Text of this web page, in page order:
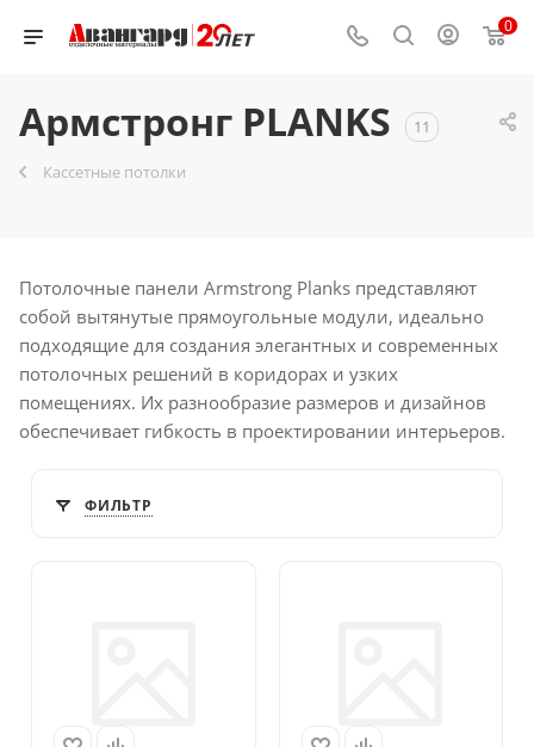
0
Армстронг PLANKS 11
Кассетные потолки
Потолочные панели Armstrong Planks представляют
собой вытянутые прямоугольные модули, идеально
подходящие для создания элегантных и современных
потолочных решений в коридорах и узких
помещениях. Их разнообразие размеров и дизайнов
обеспечивает гибкость в проектировании интерьеров.
ФИЛЬТР